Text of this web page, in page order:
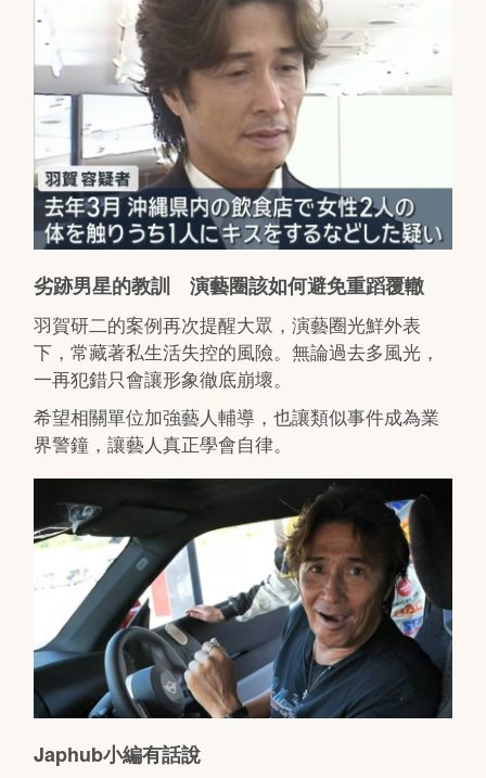
劣跡男星的教訓 演藝圈該如何避免重蹈覆轍
羽賀研二的案例再次提醒大眾，演藝圈光鮮外表
下，常藏著私生活失控的風險。無論過去多風光，
一再犯錯只會讓形象徹底崩壞。
希望相關單位加強藝人輔導，也讓類似事件成為業
界警鐘，讓藝人真正學會自律。
Japhub小編有話說